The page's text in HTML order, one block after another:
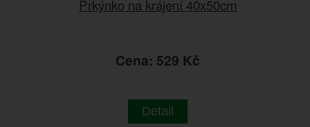
Prkýnko na krájení 40x50cm
Cena: 529 Kč
Detail